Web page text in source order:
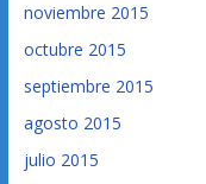
noviembre 2015
octubre 2015
septiembre 2015
agosto 2015
julio 2015